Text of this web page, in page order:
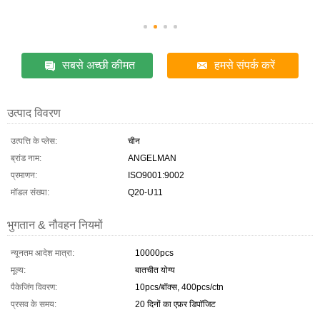
सबसे अच्छी कीमत हमसे संपर्क करें
उत्पाद विवरण
उत्पत्ति के प्लेस:
चीन
ब्रांड नाम:
ANGELMAN
प्रमाणन:
ISO9001:9002
मॉडल संख्या:
Q20-U11
भुगतान & नौवहन नियमों
न्यूनतम आदेश मात्रा:
10000pcs
मूल्य:
बातचीत योग्य
पैकेजिंग विवरण:
10pcs/बॉक्स, 400pcs/ctn
प्रसव के समय:
20 दिनों का एफ़र डिपॉजिट